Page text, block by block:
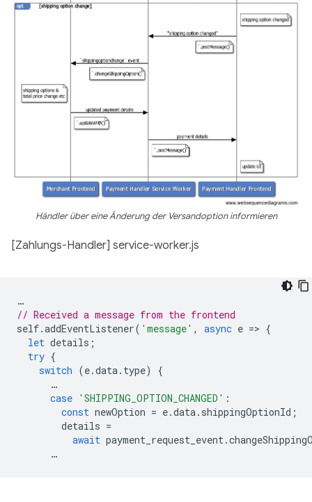
Händler über eine Änderung der Versandoption informieren
[Zahlungs-Handler] service-worker.js
…
// Received a message from the frontend
self.addEventListener( 'message' , async e => {
let details ;
try {
switch (e.data. type)
{
…
case 'SHIPPING_OPTION_CHANGED' :
const newOption = e.data. shippingOptionId ;
details =
await payment_request_event.
…